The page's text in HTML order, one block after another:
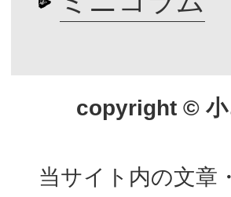
copyright © 小
当サイト内の文章